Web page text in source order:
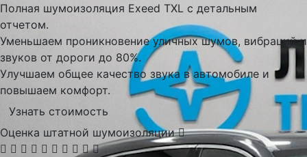
Полная шумоизоляция Exeed TXL с детальным
отчетом.
Уменьшаем проникновение уличных шумов, вибраций и
звуков от дороги до 80%.
Улучшаем общее качество звука в автомобиле и
повышаем комфорт.
Узнать стоимость
Оценка штатной шумоизоляции